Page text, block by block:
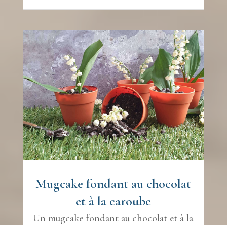
Mugcake fondant au chocolat
et à la caroube
Un mugcake fondant au chocolat et à la